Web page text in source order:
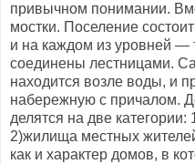
привычном понимании.
мостки. Поселение
и на каждом из уровней —
соединены лестницами.
находится возле воды, и
набережную с причалом.
делятся на две
2)жилища местных
как и характер домов, в